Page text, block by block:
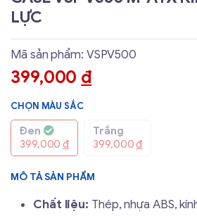
LỰC
Mã sản phẩm: VSPV500
399,000 đ
CHỌN MÀU SẮC
Đen
399,000 đ
Trắng
399,000 đ
MÔ TẢ SẢN PHẨM
Chất liệu: Thép, nhựa ABS,